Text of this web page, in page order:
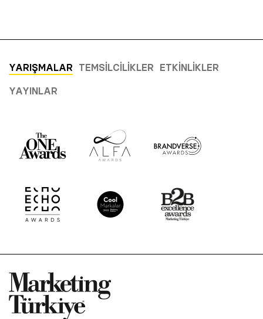
YARIŞMALAR TEMSILCILIKLER ETKINLIKLER
YAYINLAR